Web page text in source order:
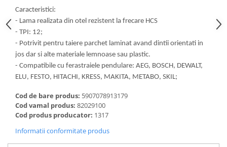
Carote si accesorii pentru zidarie
Freze pentru gaurire lemn si gips
carton
Discuri pentru taiere si slefuire
Discuri lamelare cu smirghel
Discuri pentru ferastrau circular
Discuri pentru slefuire gleturi
Discuri pentru taiere si polizare
Discuri smirghel cu velcro
Caracteristici:
- Lama realizata din otel rezistent la frecare HCS
- TPI: 12;
- Potrivit pentru taiere parchet laminat avand dintii orientati in
jos dar si alte materiale lemnoase sau plastic.
- Compatibile cu ferastraiele pendulare: AEG, BOSCH, DEWALT,
ELU, FESTO, HITACHI, KRESS, MAKITA, METABO, SKIL;
Cod de bare produs: 5907078913179
Cod vamal produs: 82029100
Cod produs producator: 1317
Informatii conformitate produs